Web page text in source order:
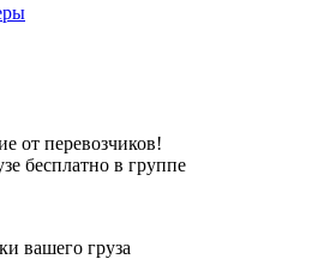
от перевозчиков!
бесплатно в группе
вашего груза